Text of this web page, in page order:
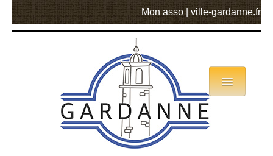
Mon asso ville-gardanne.fr